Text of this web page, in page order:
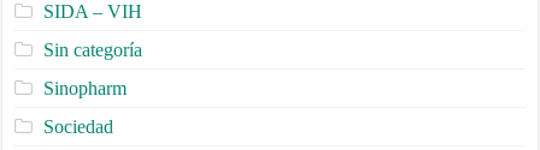
SIDA – VIH
Sin categoría
Sinopharm
Sociedad